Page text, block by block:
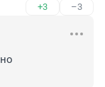
+3 –3